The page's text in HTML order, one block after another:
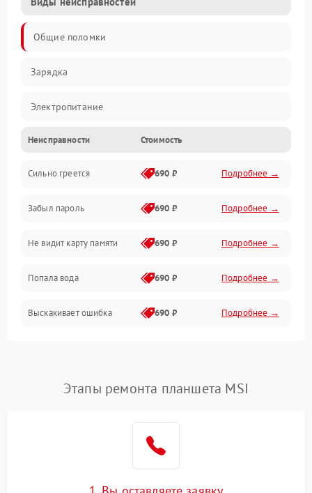
Общие поломки
Зарядка
Электропитание
Экран и изображение
Дисплей
Экран (дисплей)
Связь
Разговор (микрофон, динамик)
Перегрев и нестабильная работа
Сеть и интернет
Память и данные
Неисправности Стоимость
Сильно греется 690 ₽ Подробнее →
Забыл пароль 690 ₽ Подробнее →
Не видит карту памяти 690 ₽ Подробнее →
Попала вода 690 ₽ Подробнее →
Выскакивает ошибка 690 ₽ Подробнее →
Этапы ремонта планшета MSI